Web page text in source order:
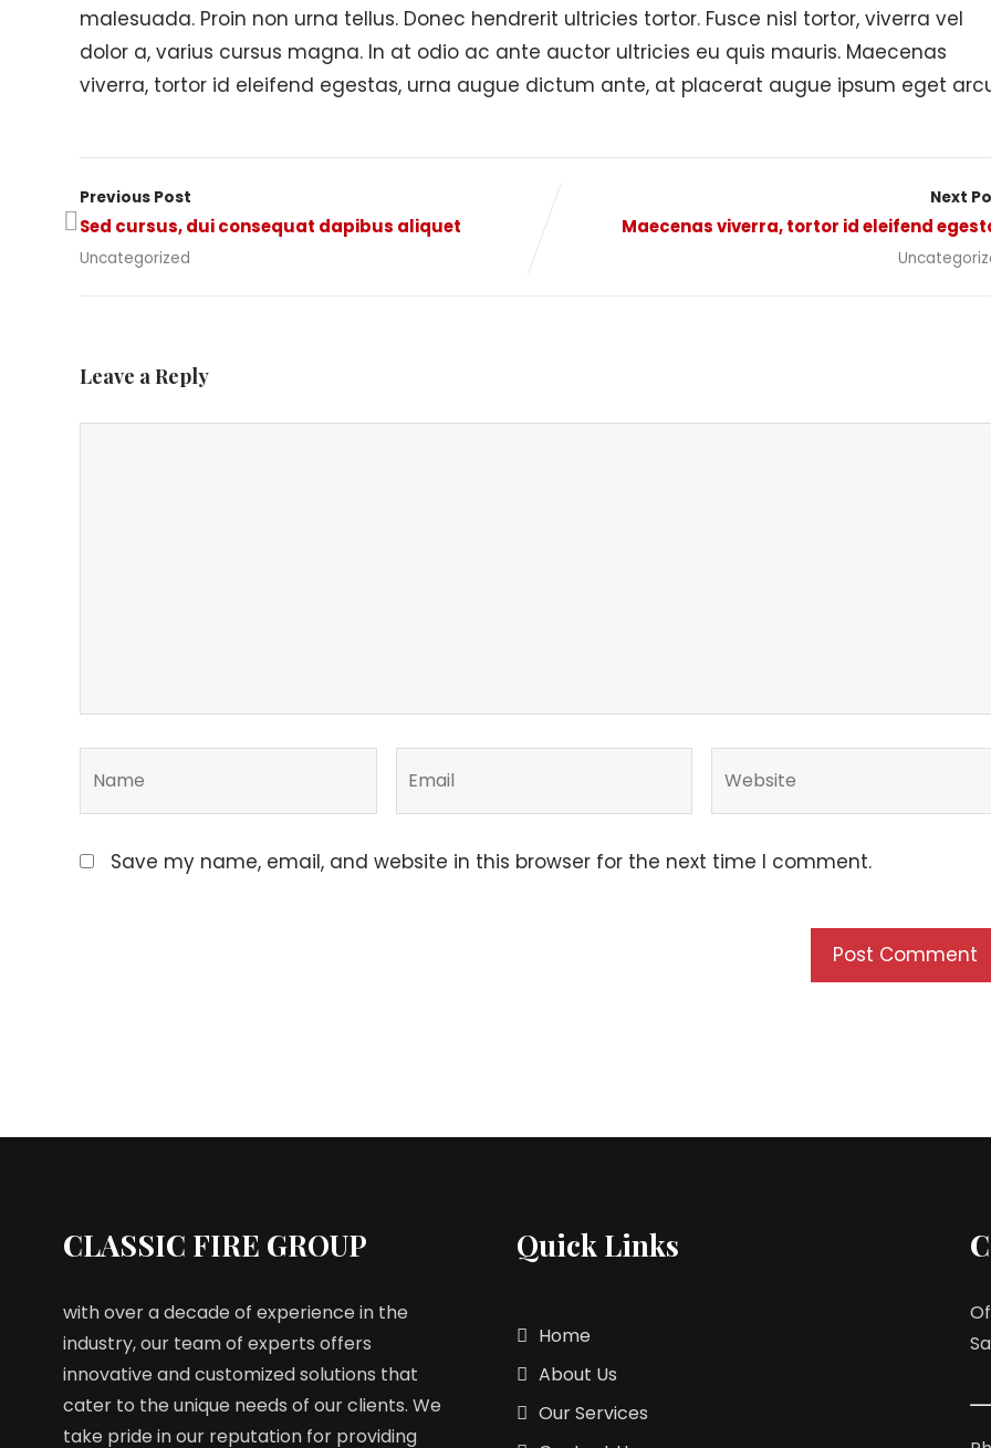
malesuada. Proin non urna tellus. Donec hendrerit ultricies tortor. Fusce nisl tortor, viverra vel
dolor a, varius cursus magna. In at odio ac ante auctor ultricies eu quis mauris. Maecenas
viverra, tortor id eleifend egestas, urna augue dictum ante, at placerat augue ipsum eget
Previous Post
Sed cursus, dui consequat dapibus aliquet
Uncategorized
Next
Maecenas viverra, tortor id eleifend
Leave a Reply
Save my name, email, and website in this browser for the next time I comment.
CLASSIC FIRE GROUP
with over a decade of experience in the
industry, our team of experts offers
innovative and customized solutions that
cater to the unique needs of our clients. We
take pride in our reputation for providing
Quick Links
Home
About Us
Our Services